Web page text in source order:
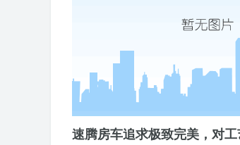
速腾房车追求极致完美，对